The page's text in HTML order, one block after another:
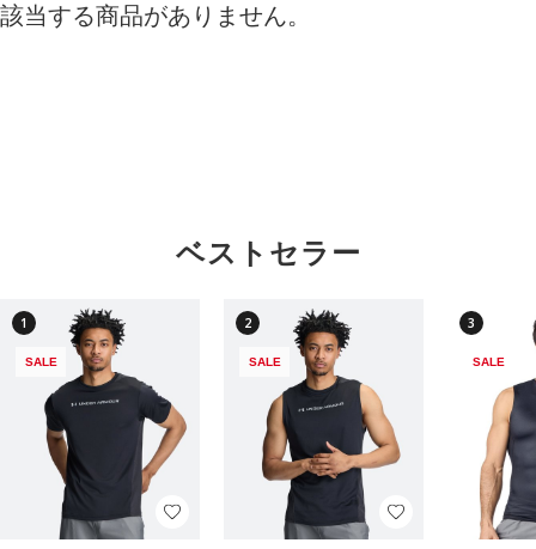
該当する商品がありません。
ベストセラー
1
SALE
2
SALE
3
SALE